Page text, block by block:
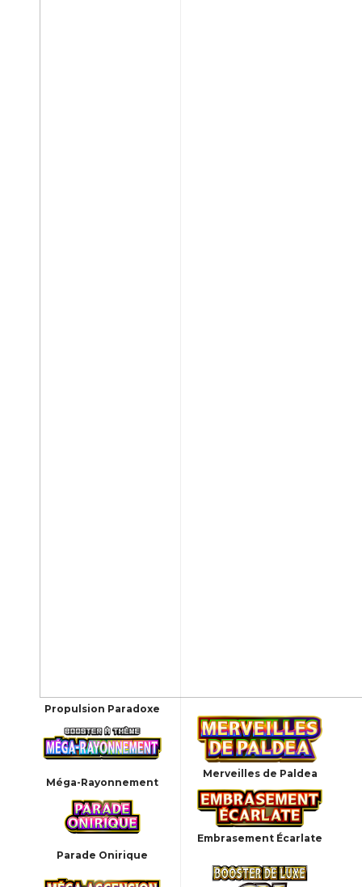
Propulsion Paradoxe
Méga-Rayonnement
Merveilles de Paldea
Parade Onirique
Embrasement Écarlate